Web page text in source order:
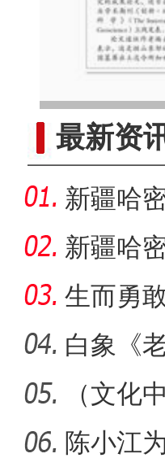
最新资
新疆哈
新图景
新疆哈
生而勇
野拉力
白象《
有了权威
（文化
绸的“
陈小江